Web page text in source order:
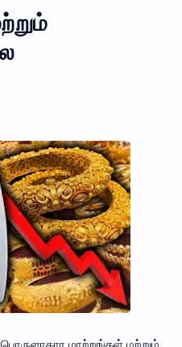
மாற்றங்கள் மற்றும்